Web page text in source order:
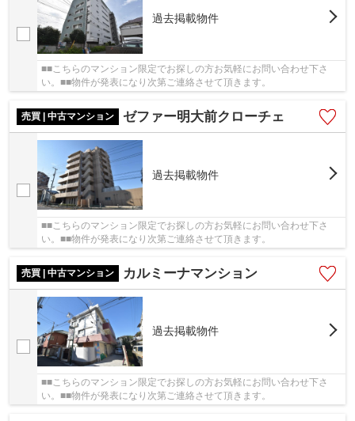
過去掲載物件
■■こちらのマンション限定でお探しの方お気軽にお問い合わせ下さ
い。■■物件が発表になり次第ご連絡させて頂きます。
売買 | 中古マンション ゼファー明大前クローチェ
過去掲載物件
■■こちらのマンション限定でお探しの方お気軽にお問い合わせ下さ
い。■■物件が発表になり次第ご連絡させて頂きます。
売買 | 中古マンション カルミーナマンション
過去掲載物件
■■こちらのマンション限定でお探しの方お気軽にお問い合わせ下さ
い。■■物件が発表になり次第ご連絡させて頂きます。